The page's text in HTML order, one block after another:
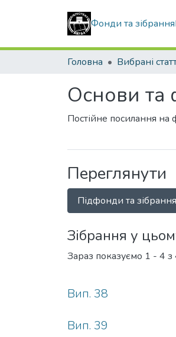
Фонди та зібрання
Головна
Основи та
Постійне посилання на
Переглянути
Підфонди та зібрання
Зібрання у
Зараз показуємо 1 - 4 з
Вип. 38
Вип. 39